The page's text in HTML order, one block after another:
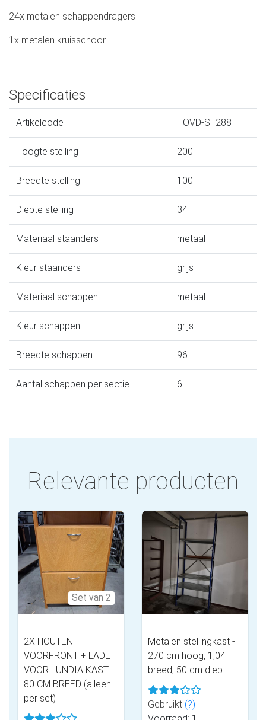
24x metalen schappendragers
1x metalen kruisschoor
Specificaties
Artikelcode HOVD-ST288
Hoogte stelling 200
Breedte stelling 100
Diepte stelling 34
Materiaal staanders metaal
Kleur staanders grijs
Materiaal schappen metaal
Kleur schappen grijs
Breedte schappen 96
Aantal schappen per sectie 6
Relevante producten
Set van 2
2X HOUTEN
VOORFRONT + LADE
VOOR LUNDIA KAST
80 CM BREED (alleen
per set)
Metalen stellingkast -
270 cm hoog, 1,04
breed, 50 cm diep
Gebruikt (?)